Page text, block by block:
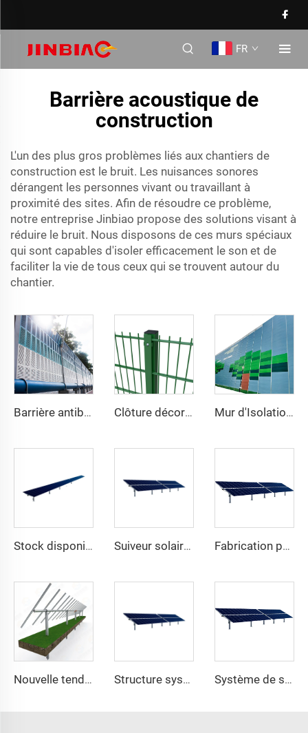
FR
Barrière acoustique de
construction
L'un des plus gros problèmes liés aux chantiers de
construction est le bruit. Les nuisances sonores
dérangent les personnes vivant ou travaillant à
proximité des sites. Afin de résoudre ce problème,
notre entreprise Jinbiao propose des solutions visant à
réduire le bruit. Nous disposons de ces murs spéciaux
qui sont capables d'isoler efficacement le son et de
faciliter la vie de tous ceux qui se trouvent autour du
chantier.
Barrière antibruit à persiennes Clôture décorative en treillis métallique soudé haute sécurité, revêtement en vinyle vert, double fil 868, maille 2D pour jardin Mur d'Isolation Acoustique Lourd pour Chantiers Extérieurs Temporaire de Réduction du Bruit
Stock disponible du fabricant système de montage de suivi de panneau solaire lourd à un axe structure en acier avec service de découpe Suiveur solaire à un axe de haute qualité montage facile module plat double verre système solaire 10kW excellent rapport qualité-prix en acier Fabrication professionnelle nouvelle tendance kit de suiveur solaire 1MW à un axe lourd en acier système de suivi solaire uniaxial découpe sur mesure
Nouvelle tendance système de suivi solaire à un axe structure de montage photovoltaïque lourde en acier avec service de découpe à prix avantageux Structure système de kits de suiveur solaire photovoltaïque à un axe lourd en acier du fabricant professionnel Système de suivi solaire monoculaire fabriqué en Chine avec moteur de rotation